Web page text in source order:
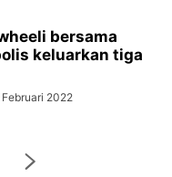
bersama
keluarkan tiga
Februari 2022